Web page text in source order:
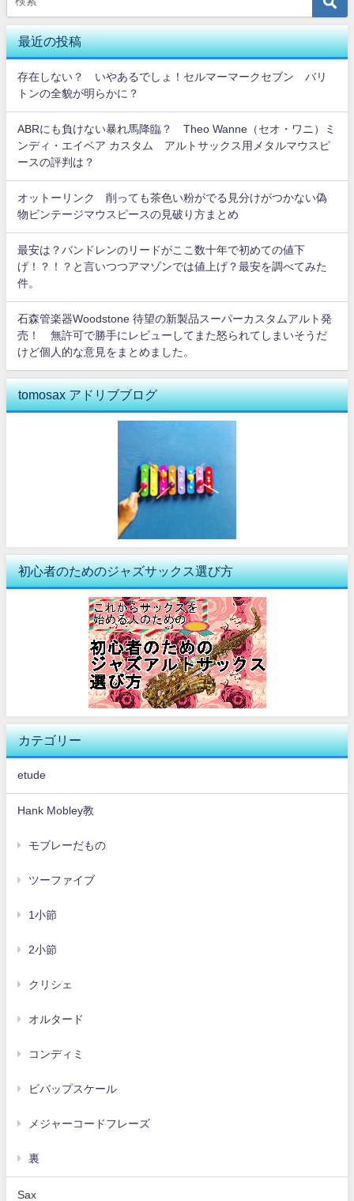
最近の投稿
存在しない？ いやあるでしょ！セルマーマークセブン バリ
トンの全貌が明らかに？
ABRにも負けない暴れ馬降臨？ Theo Wanne（セオ・ワニ）ミ
ンディ・エイベア カスタム アルトサックス用メタルマウスピ
ースの評判は？
オットーリンク 削っても茶色い粉がでる見分けがつかない偽
物ビンテージマウスピースの見破り方まとめ
最安は？バンドレンのリードがここ数十年で初めての値下
げ！？！？と言いつつアマゾンでは値上げ？最安を調べてみた
件。
石森管楽器Woodstone 待望の新製品スーパーカスタムアルト発
売！ 無許可で勝手にレビューしてまた怒られてしまいそうだ
けど個人的な意見をまとめました。
tomosax アドリブブログ
初心者のためのジャズサックス選び方
カテゴリー
etude
Hank Mobley教
モブレーだもの
ツーファイブ
1小節
2小節
クリシェ
オルタード
コンディミ
ビバップスケール
メジャーコードフレーズ
裏
Sax